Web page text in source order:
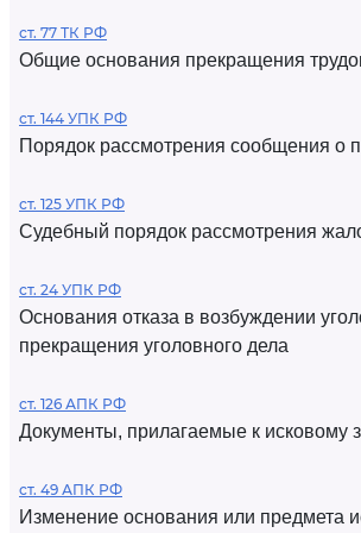
ст. 77 ТК РФ
Общие основания прекращения
ст. 144 УПК РФ
Порядок рассмотрения сообщения о
ст. 125 УПК РФ
Судебный порядок рассмотрения
ст. 24 УПК РФ
Основания отказа в возбуждении
прекращения уголовного дела
ст. 126 АПК РФ
Документы, прилагаемые к исковому
ст. 49 АПК РФ
Изменение основания или предмета